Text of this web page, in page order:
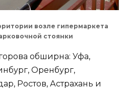
возле гипермаркета
стоянки
обширна: Уфа,
Оренбург,
Ростов, Астрахань и